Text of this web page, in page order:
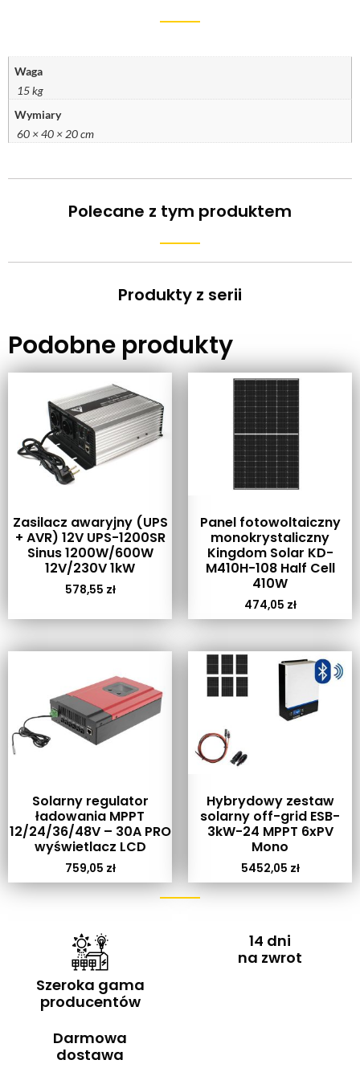
Waga
15 kg
Wymiary
60 × 40 × 20 cm
Polecane z tym produktem
Produkty z serii
Podobne produkty
Zasilacz awaryjny (UPS
+ AVR) 12V UPS-1200SR
Sinus 1200W/600W
12V/230V 1kW
578,55 zł
Panel fotowoltaiczny
monokrystaliczny
Kingdom Solar KD-
M410H-108 Half Cell
410W
474,05 zł
Solarny regulator
ładowania MPPT
12/24/36/48V – 30A PRO
wyświetlacz LCD
759,05 zł
Hybrydowy zestaw
solarny off-grid ESB-
3kW-24 MPPT 6xPV
Mono
5452,05 zł
Szeroka gama
producentów
14 dni
na zwrot
Darmowa
dostawa